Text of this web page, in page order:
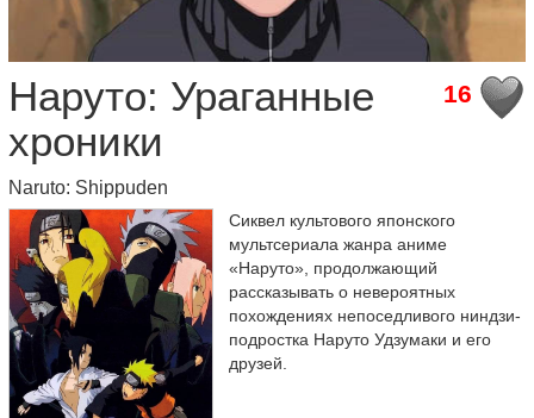
16
Наруто: Ураганные
хроники
Naruto: Shippuden
Сиквел культового японского
мультсериала жанра аниме
«Наруто», продолжающий
рассказывать о невероятных
похождениях непоседливого ниндзи-
подростка Наруто Удзумаки и его
друзей.